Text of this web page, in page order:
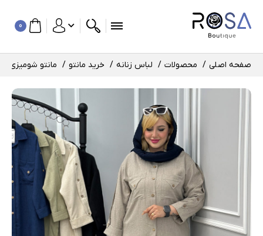
0
صفحه اصلی محصولات لباس زنانه خرید مانتو مانتو شومیزی